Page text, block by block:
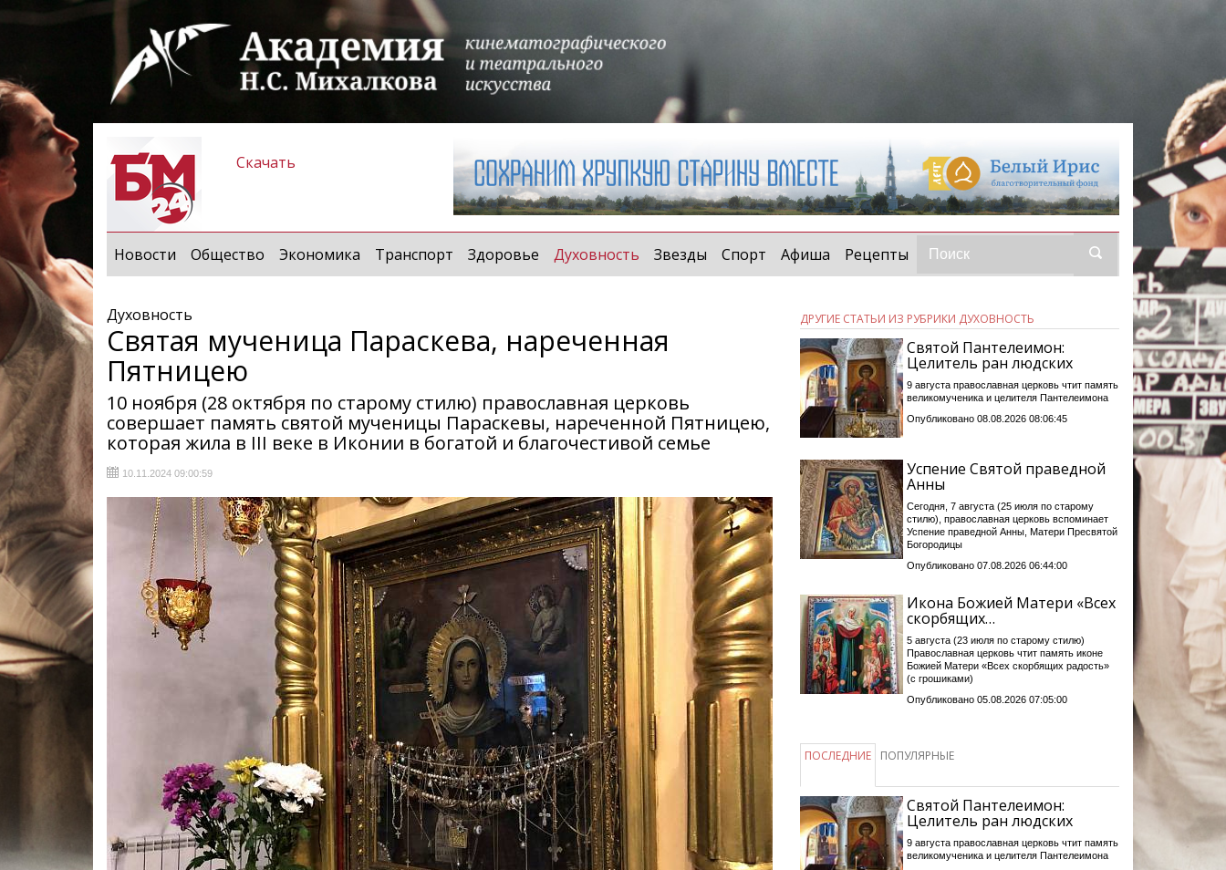
Скачать
Новости Общество Экономика Транспорт Здоровье Духовность (current)
Звезды Спорт Афиша Рецепты
Духовность
Святая мученица Параскева, нареченная
Пятницею
10 ноября (28 октября по старому стилю) православная церковь
совершает память святой мученицы Параскевы, нареченной Пятницею,
которая жила в III веке в Иконии в богатой и благочестивой семье
10.11.2024 09:00:59
ДРУГИЕ СТАТЬИ ИЗ РУБРИКИ ДУХОВНОСТЬ
Святой Пантелеимон:
Целитель ран людских
9 августа православная церковь чтит память
великомученика и целителя Пантелеимона
Опубликовано 08.08.2026 08:06:45
Успение Святой праведной
Анны
Сегодня, 7 августа (25 июля по старому
стилю), православная церковь вспоминает
Успение праведной Анны, Матери Пресвятой
Богородицы
Опубликовано 07.08.2026 06:44:00
Икона Божией Матери «Всех
скорбящих…
5 августа (23 июля по старому стилю)
Православная церковь чтит память иконе
Божией Матери «Всех скорбящих радость»
(с грошиками)
Опубликовано 05.08.2026 07:05:00
ПОСЛЕДНИЕ ПОПУЛЯРНЫЕ
Святой Пантелеимон:
Целитель ран людских
9 августа православная церковь чтит память
великомученика и целителя Пантелеимона